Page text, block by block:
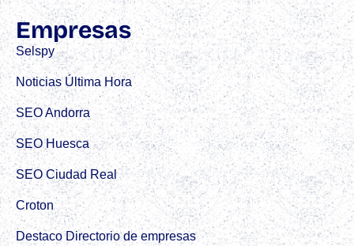
Empresas
Selspy
Noticias Última Hora
SEO Andorra
SEO Huesca
SEO Ciudad Real
Croton
Destaco Directorio de empresas